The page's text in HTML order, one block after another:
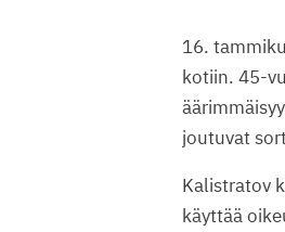
16.
kotiin. 45-
joutuvat
Kalistratov
käyttää